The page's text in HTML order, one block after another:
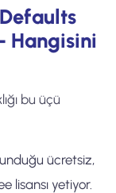
Hangisini
bu üçü
ücretsiz,
lisansı yetiyor.